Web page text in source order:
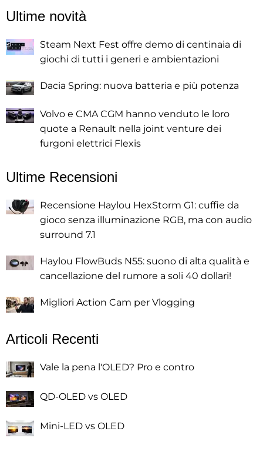
Ultime novità
Steam Next Fest offre demo di centinaia di
giochi di tutti i generi e ambientazioni
Dacia Spring: nuova batteria e più potenza
Volvo e CMA CGM hanno venduto le loro
quote a Renault nella joint venture dei
furgoni elettrici Flexis
Ultime Recensioni
Recensione Haylou HexStorm G1: cuffie da
gioco senza illuminazione RGB, ma con audio
surround 7.1
Haylou FlowBuds N55: suono di alta qualità e
cancellazione del rumore a soli 40 dollari!
Migliori Action Cam per Vlogging
Articoli Recenti
Vale la pena l'OLED? Pro e contro
QD-OLED vs OLED
Mini-LED vs OLED